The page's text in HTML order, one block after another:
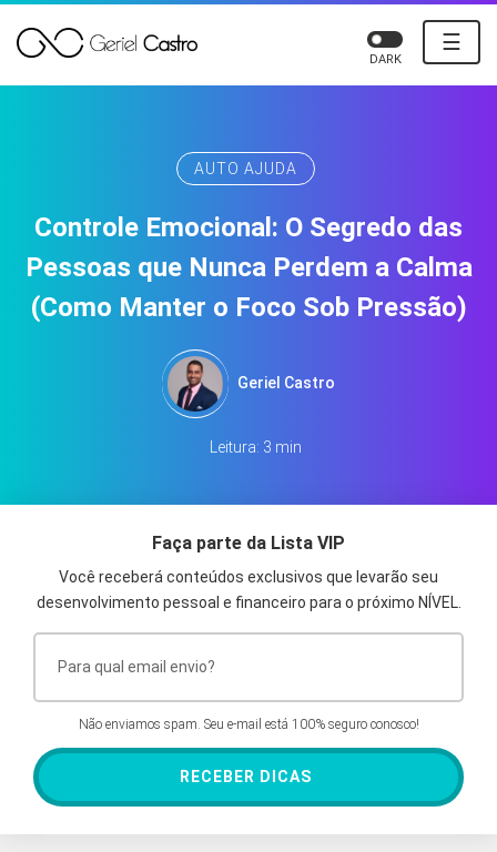
☰
DARK
AUTO AJUDA
Controle Emocional: O Segredo das
Pessoas que Nunca Perdem a Calma
(Como Manter o Foco Sob Pressão)
Geriel Castro
Leitura: 3 min
Faça parte da Lista VIP
Você receberá conteúdos exclusivos que levarão seu
desenvolvimento pessoal e financeiro para o próximo NÍVEL.
Não enviamos spam. Seu e-mail está 100% seguro conosco!
RECEBER DICAS